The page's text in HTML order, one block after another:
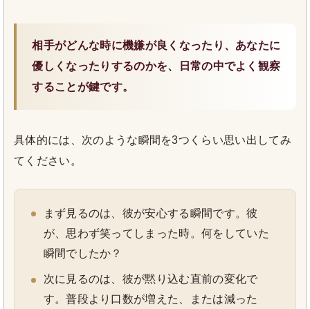
相手がどんな時に機嫌が良くなったり、あなたに
優しくなったりするのかを、日常の中でよく観察
することが鍵です。
具体的には、次のような瞬間を3つくらい思い出してみ
てください。
まず見るのは、彼が安心する瞬間です。彼
が、思わず笑ってしまった時。何をしていた
瞬間でしたか？
次に見るのは、彼が黙り込む直前の変化で
す。普段より口数が増えた、または減った